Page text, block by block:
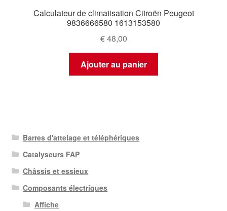
Calculateur de climatisation Citroën Peugeot
9836666580 1613153580
€48,00
Ajouter au panier
Barres d'attelage et téléphériques
Catalyseurs FAP
Châssis et essieux
Composants électriques
Affiche